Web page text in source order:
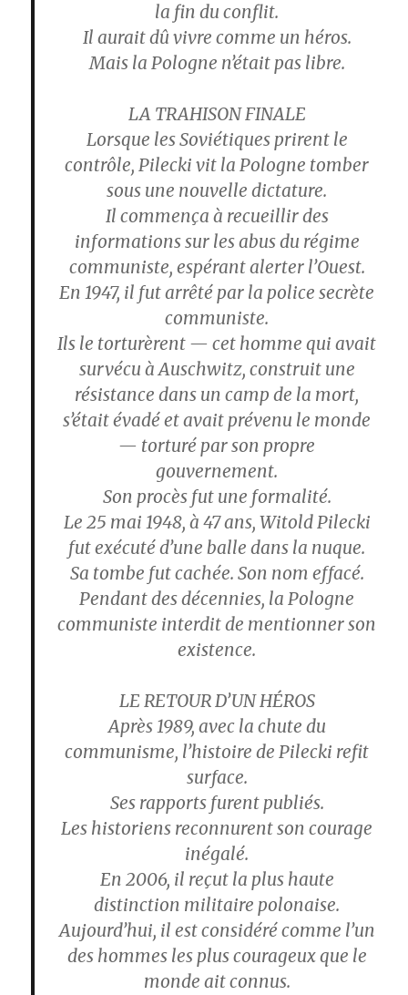
la fin du conflit.
Il aurait dû vivre comme un héros.
Mais la Pologne n’était pas libre.
LA TRAHISON FINALE
Lorsque les Soviétiques prirent le
contrôle, Pilecki vit la Pologne tomber
sous une nouvelle dictature.
Il commença à recueillir des
informations sur les abus du régime
communiste, espérant alerter l’Ouest.
En 1947, il fut arrêté par la police secrète
communiste.
Ils le torturèrent — cet homme qui avait
survécu à Auschwitz, construit une
résistance dans un camp de la mort,
s’était évadé et avait prévenu le monde
— torturé par son propre
gouvernement.
Son procès fut une formalité.
Le 25 mai 1948, à 47 ans, Witold Pilecki
fut exécuté d’une balle dans la nuque.
Sa tombe fut cachée. Son nom effacé.
Pendant des décennies, la Pologne
communiste interdit de mentionner son
existence.
LE RETOUR D’UN HÉROS
Après 1989, avec la chute du
communisme, l’histoire de Pilecki refit
surface.
Ses rapports furent publiés.
Les historiens reconnurent son courage
inégalé.
En 2006, il reçut la plus haute
distinction militaire polonaise.
Aujourd’hui, il est considéré comme l’un
des hommes les plus courageux que le
monde ait connus.